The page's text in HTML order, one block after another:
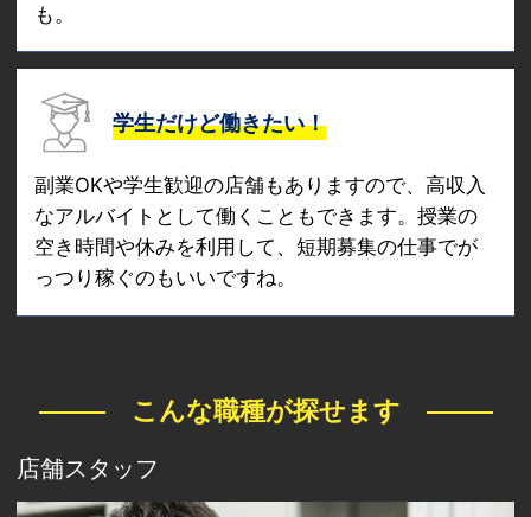
も。
学生だけど働きたい！
副業OKや学生歓迎の店舗もありますので、高収入
なアルバイトとして働くこともできます。授業の
空き時間や休みを利用して、短期募集の仕事でが
っつり稼ぐのもいいですね。
こんな職種が探せます
店舗スタッフ